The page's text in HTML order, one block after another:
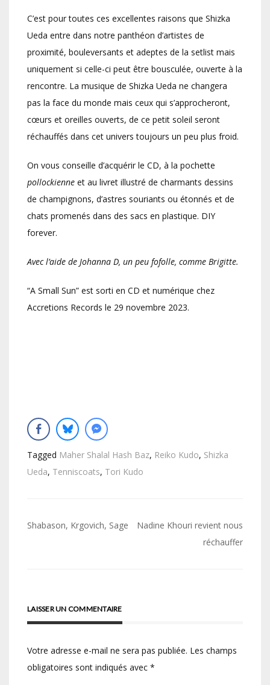
C’est pour toutes ces excellentes raisons que Shizka
Ueda entre dans notre panthéon d’artistes de
proximité, bouleversants et adeptes de la setlist mais
uniquement si celle-ci peut être bousculée, ouverte à la
rencontre. La musique de Shizka Ueda ne changera
pas la face du monde mais ceux qui s’approcheront,
cœurs et oreilles ouverts, de ce petit soleil seront
réchauffés dans cet univers toujours un peu plus froid.
On vous conseille d’acquérir le CD, à la pochette
pollockienne et au livret illustré de charmants dessins
de champignons, d’astres souriants ou étonnés et de
chats promenés dans des sacs en plastique. DIY
forever.
Avec l’aide de Johanna D, un peu fofolle, comme Brigitte.
“A Small Sun” est sorti en CD et numérique chez
Accretions Records le 29 novembre 2023.
Tagged Maher Shalal Hash Baz, Reiko Kudo, Shizka
Ueda, Tenniscoats, Tori Kudo
Navigation
Shabason, Krgovich, Sage
Nadine Khouri revient nous
réchauffer
LAISSER UN COMMENTAIRE
Votre adresse e-mail ne sera pas publiée. Les champs
obligatoires sont indiqués avec *